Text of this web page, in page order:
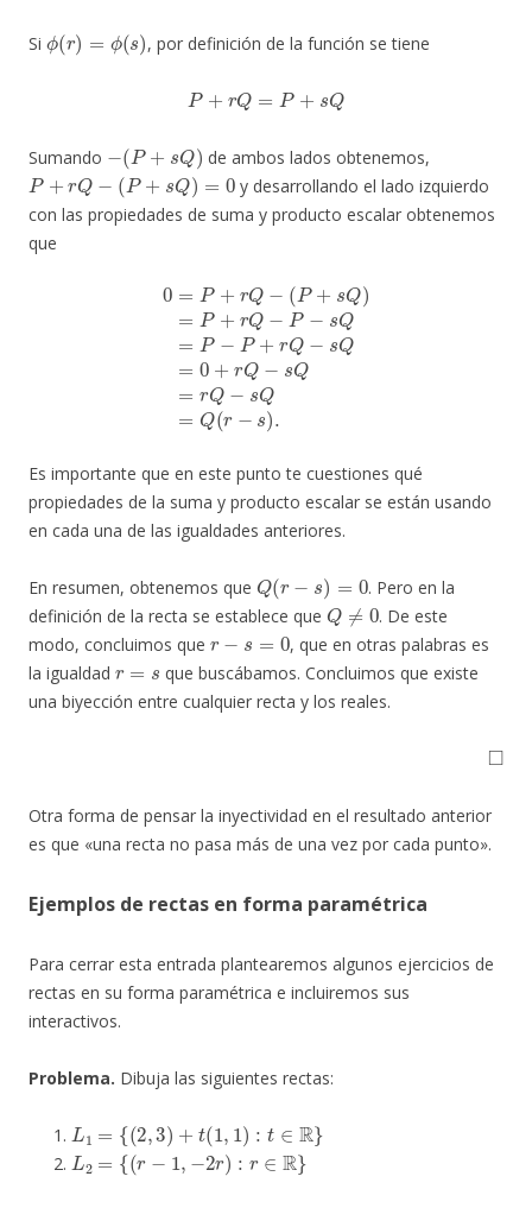
Si
ϕ (r ) )
, por definición de la función se tiene
P+ =P Q
Sumando
P+
de ambos lados obtenemos,
P+rQ−(P sQ = 0
y desarrollando el lado izquierdo
con las propiedades de suma y producto escalar obtenemos
que
0 =P+ Q−
−P Q= P −P+ Q−s Q =0+r
=Q(r s).
Es importante que en este punto te cuestiones qué
propiedades de la suma y producto escalar se están usando
en cada una de las igualdades anteriores.
En resumen, obtenemos que
Q (r =0
. Pero en la
definición de la recta se establece que
Q 0
. De este
modo, concluimos que
r−s=0
, que en otras palabras es
la igualdad
r=s
que buscábamos. Concluimos que existe
una biyección entre cualquier recta y los reales.
◻
Otra forma de pensar la inyectividad en el resultado anterior
es que «una recta no pasa más de una vez por cada punto».
Ejemplos de rectas en forma paramétrica
Para cerrar esta entrada plantearemos algunos ejercicios de
rectas en su forma paramétrica e incluiremos sus
interactivos.
Problema. Dibuja las siguientes rectas:
L 2 ,3 +t ) R
L2 r−1−2 r r∈R}